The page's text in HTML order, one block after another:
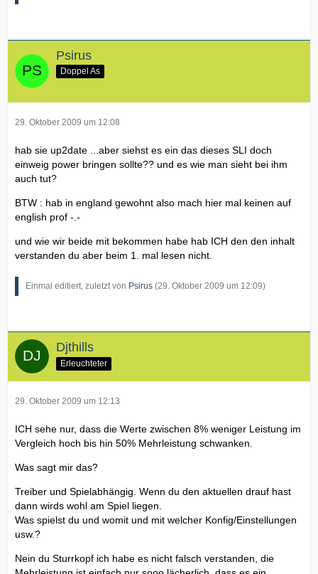
Psirus
Doppel As
29. Oktober 2009 um 12:08
hab sie up2date ...aber siehst es ein das dieses SLI doch
einweig power bringen sollte?? und es wie man sieht bei ihm
auch tut?
BTW : hab in england gewohnt also mach hier mal keinen auf
english prof -.-
und wie wir beide mit bekommen habe hab ICH den den inhalt
verstanden du aber beim 1. mal lesen nicht.
Einmal editiert, zuletzt von Psirus (29. Oktober 2009 um 12:09)
Djthills
Erleuchteter
29. Oktober 2009 um 12:13
ICH sehe nur, dass die Werte zwischen 8% weniger Leistung im
Vergleich hoch bis hin 50% Mehrleistung schwanken.
Was sagt mir das?
Treiber und Spielabhängig. Wenn du den aktuellen drauf hast
dann wirds wohl am Spiel liegen.
Was spielst du und womit und mit welcher Konfig/Einstellungen
usw.?
Nein du Sturrkopf ich habe es nicht falsch verstanden, die